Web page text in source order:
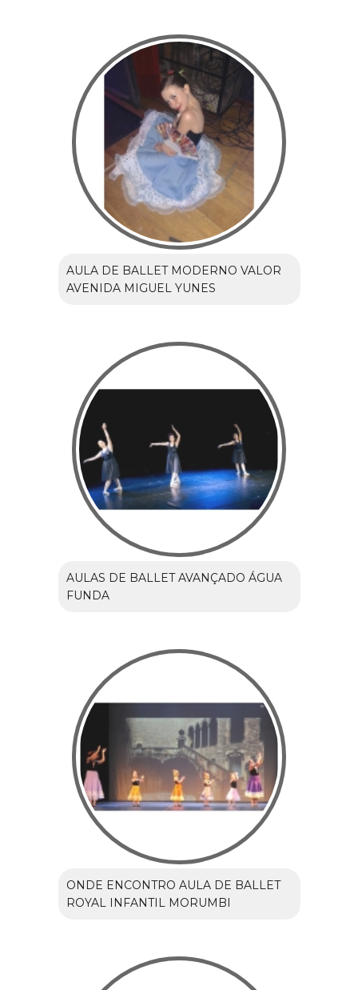
AULA DE BALLET MODERNO VALOR
AVENIDA MIGUEL YUNES
AULAS DE BALLET AVANÇADO ÁGUA
FUNDA
ONDE ENCONTRO AULA DE BALLET
ROYAL INFANTIL MORUMBI